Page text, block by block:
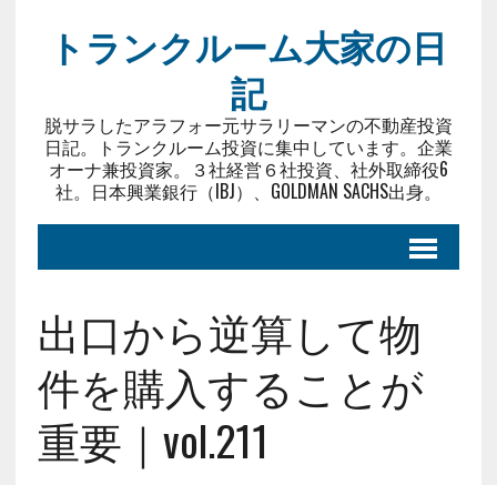
トランクルーム大家の日
記
脱サラしたアラフォー元サラリーマンの不動産投資
日記。トランクルーム投資に集中しています。企業
オーナ兼投資家。３社経営６社投資、社外取締役6
社。日本興業銀行（IBJ）、GOLDMAN SACHS出身。
出口から逆算して物
件を購入することが
重要｜vol.211